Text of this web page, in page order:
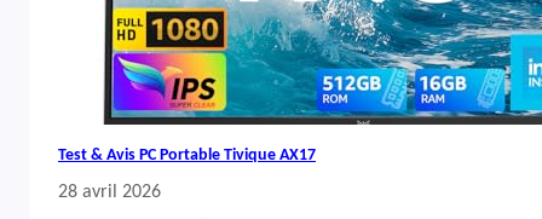
Test & Avis PC Portable Tivique AX17
28 avril 2026